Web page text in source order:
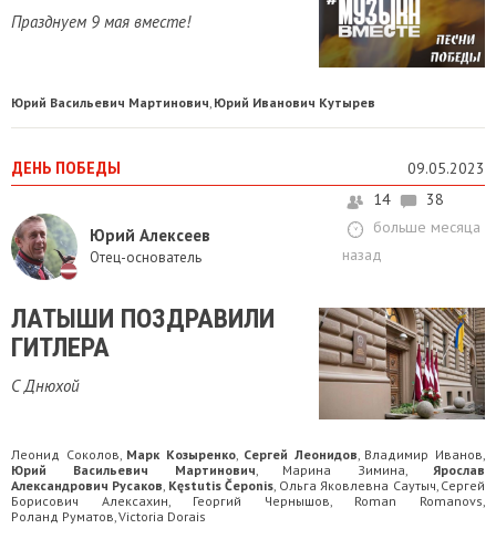
Празднуем 9 мая вместе!
Юрий Васильевич Мартинович, Юрий Иванович Кутырев
ДЕНЬ ПОБЕДЫ 09.05.2023
Юрий Алексеев
Отец-основатель
14
38
больше месяца
назад
ЛАТЫШИ ПОЗДРАВИЛИ
ГИТЛЕРА
С Днюхой
Леонид Соколов Марк Козыренко Сергей Леонидов Владимир Иванов
Юрий Васильевич Мартинович Марина Зимина
Ярослав
Александрович Русаков Kęstutis Čeponis Ольга Яковлевна Саутыч Сергей
Борисович Алексахин
Георгий Чернышов Roman Romanovs
Роланд Руматов Victoria Dorais